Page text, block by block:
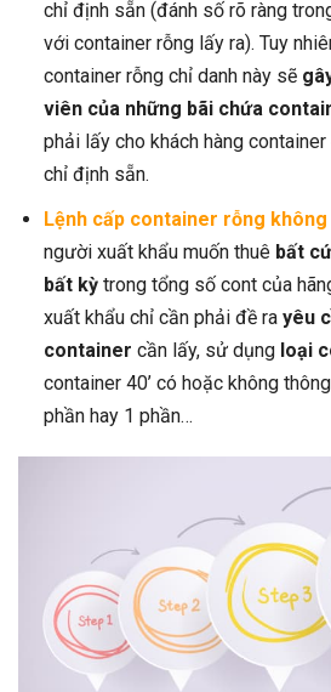
chỉ định sẵn (đánh số rõ ràng
với container rỗng lấy ra). Tuy
container rỗng chỉ danh này sẽ
viên của những bãi chứa
phải lấy cho khách hàng
chỉ định sẵn.
Lệnh cấp container rỗng không
người xuất khẩu muốn thuê bất
bất kỳtrong tổng số cont của
xuất khẩu chỉ cần phải đề ra yêu
container cần lấy, sử dụng loại
container 40’ có hoặc không
phần hay 1 phần…